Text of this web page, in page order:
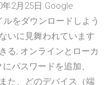
2月25日 Google
をダウンロードしよう
いに見舞われています
る; オンラインとローカ
パスワードを追加、
た、どのデバイス（端